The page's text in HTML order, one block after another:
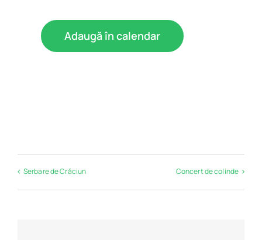
Biblioteca digitală Adaugă în calendar
Serbare de Crăciun Concert de colinde